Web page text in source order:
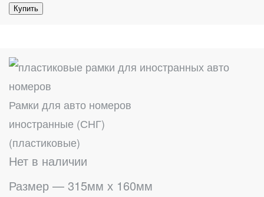
Купить
Рамки для авто номеров
иностранные (СНГ)
(пластиковые)
Нет в наличии
Размер — 315мм х 160мм